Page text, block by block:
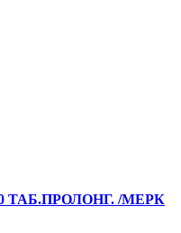
ТАБ.ПРОЛОНГ. /МЕРК